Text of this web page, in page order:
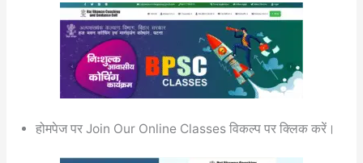
होमपेज पर Join Our Online Classes विकल्प पर क्लिक करें।